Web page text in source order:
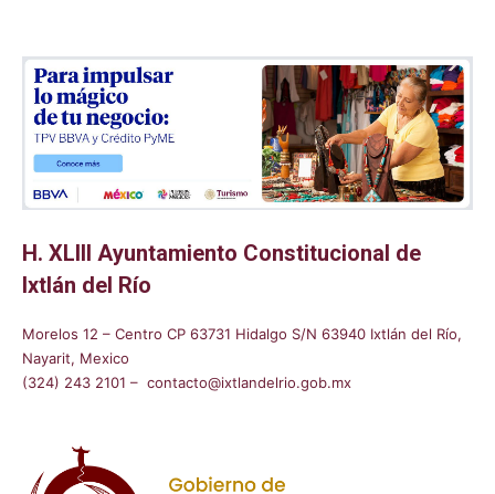
H. XLIII Ayuntamiento Constitucional de
Ixtlán del Río
Morelos 12 – Centro CP 63731 Hidalgo S/N 63940 Ixtlán del Río,
Nayarit, Mexico
(324) 243 2101 – contacto@ixtlandelrio.gob.mx